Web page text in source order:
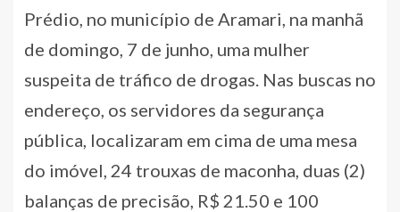
Prédio, no município de Aramari, na manhã
de domingo, 7 de junho, uma mulher
suspeita de tráfico de drogas. Nas buscas no
endereço, os servidores da segurança
pública, localizaram em cima de uma mesa
do imóvel, 24 trouxas de maconha, duas (2)
balanças de precisão, R$ 21.50 e 100